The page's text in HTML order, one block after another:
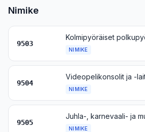
Nimike
9503
NIMIKE
9504
NIMIKE
9505
NIMIKE